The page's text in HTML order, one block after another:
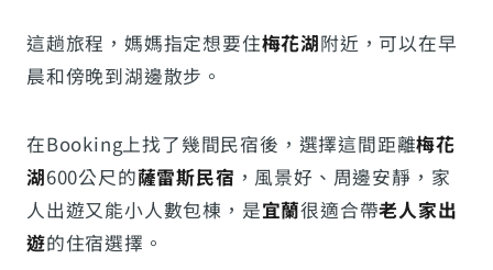
這趟旅程，媽媽指定想要住梅花湖附近，可以在早
晨和傍晚到湖邊散步。
在Booking上找了幾間民宿後，選擇這間距離梅花
湖600公尺的薩雷斯民宿 ，風景好、周邊安靜，家
人出遊又能小人數包棟，是宜蘭很適合帶老人家出
遊的住宿選擇。